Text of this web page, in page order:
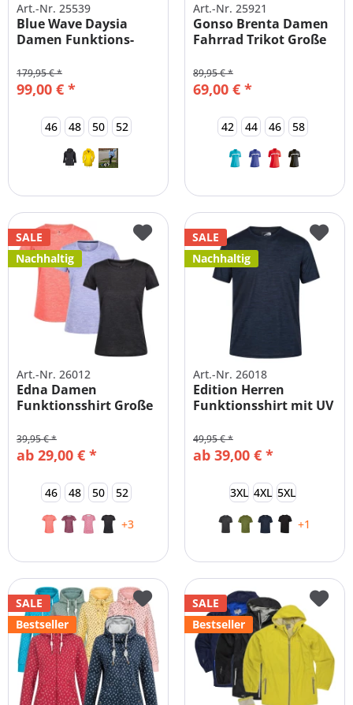
Art.-Nr. 25539
Blue Wave Daysia
Damen Funktions-
99,00 € *
179,95 € *
46 48 50 52
Art.-Nr. 25921
Gonso Brenta Damen
Fahrrad Trikot Große
69,00 € *
89,95 € *
42 44 46 58
SALE
Nachhaltig
Art.-Nr. 26012
Edna Damen
Funktionsshirt Große
ab 29,00 € *
39,95 € *
46 48 50 52
+3
SALE
Nachhaltig
Art.-Nr. 26018
Edition Herren
Funktionsshirt mit UV
ab 39,00 € *
49,95 € *
3XL 4XL 5XL
+1
SALE
Bestseller
SALE
Bestseller